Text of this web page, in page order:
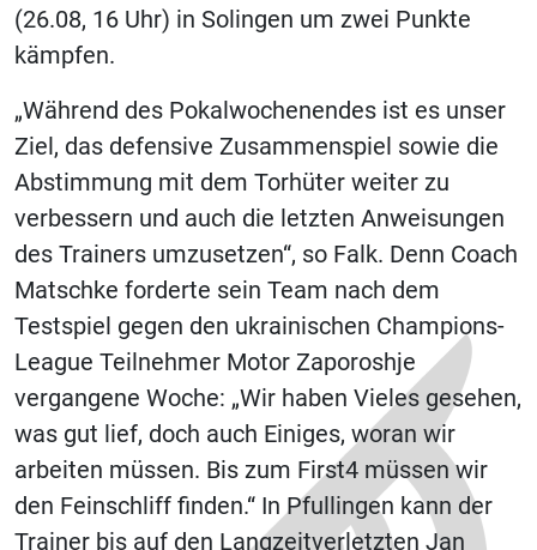
(26.08, 16 Uhr) in Solingen um zwei Punkte
kämpfen.
„Während des Pokalwochenendes ist es unser
Ziel, das defensive Zusammenspiel sowie die
Abstimmung mit dem Torhüter weiter zu
verbessern und auch die letzten Anweisungen
des Trainers umzusetzen“, so Falk. Denn Coach
Matschke forderte sein Team nach dem
Testspiel gegen den ukrainischen Champions-
League Teilnehmer Motor Zaporoshje
vergangene Woche: „Wir haben Vieles gesehen,
was gut lief, doch auch Einiges, woran wir
arbeiten müssen. Bis zum First4 müssen wir
den Feinschliff finden.“ In Pfullingen kann der
Trainer bis auf den Langzeitverletzten Jan